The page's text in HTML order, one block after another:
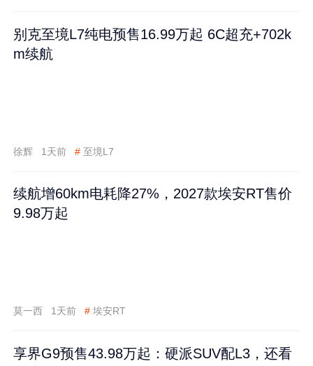
别克至境L7纯电预售16.99万起 6C超充+702k
m续航
徐辉 1天前 # 至境L7
续航增60km电耗降27%，2027款埃安RT售价
9.98万起
莫一西 1天前 # 埃安RT
享界G9预售43.98万起：硬派SUV配L3，还看